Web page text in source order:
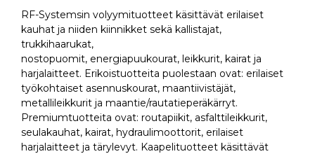
RF-Systemsin volyymituotteet käsittävät erilaiset
kauhat ja niiden kiinnikket sekä kallistajat,
trukkihaarukat,
nostopuomit, energiapuukourat, leikkurit, kairat ja
harjalaitteet. Erikoistuotteita puolestaan ovat: erilaiset
työkohtaiset asennuskourat, maantiivistäjät,
metallileikkurit ja maantie/rautatieperäkärryt.
Premiumtuotteita ovat: routapiikit, asfalttileikkurit,
seulakauhat, kairat, hydraulimoottorit, erilaiset
harjalaitteet ja tärylevyt. Kaapelituotteet käsittävät